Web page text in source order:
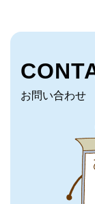
お問い合わせ